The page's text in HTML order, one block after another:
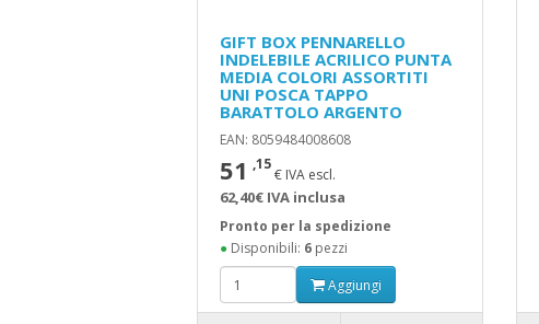
GIFT BOX PENNARELLO
INDELEBILE ACRILICO PUNTA
MEDIA COLORI ASSORTITI
UNI POSCA TAPPO
BARATTOLO ARGENTO
EAN: 8059484008608
51 ,15
€ IVA escl.
62,40€ IVA inclusa
Pronto per la spedizione
●Disponibili: 6pezzi
Aggiungi